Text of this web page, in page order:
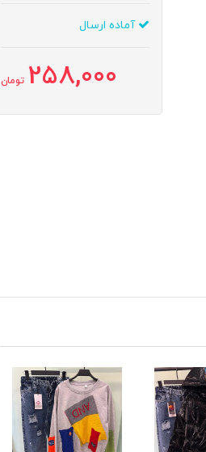
آماده ارسال
258,000 تومان